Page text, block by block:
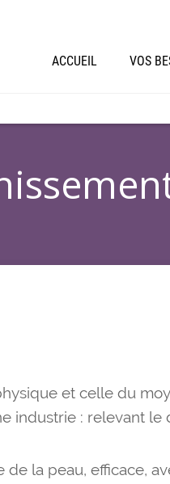
ACCUEIL VOS
et celle du
industrie : relevant
de la peau, efficace,